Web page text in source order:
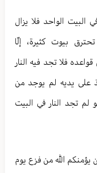
الواحد فلا يزال
بيوت كثيرة، إلّا
فلا تجد فيه النار
على يديه لم يوجد من
لم تجد النار في البيت
يؤمنكم الله من فزع يوم